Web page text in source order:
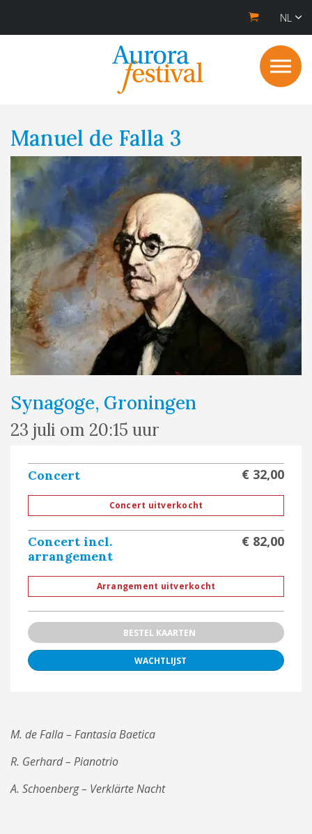
NL
Manuel de Falla 3
Synagoge, Groningen
23 juli om 20:15 uur
Concert € 32,00
Concert uitverkocht
Concert incl.
arrangement
€ 82,00
Arrangement uitverkocht
BESTEL KAARTEN
WACHTLIJST
M. de Falla – Fantasia Baetica
R. Gerhard – Pianotrio
A. Schoenberg – Verklärte Nacht